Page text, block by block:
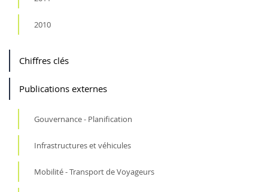
2010
Chiffres clés
Publications externes
Gouvernance - Planification
Infrastructures et véhicules
Mobilité - Transport de Voyageurs